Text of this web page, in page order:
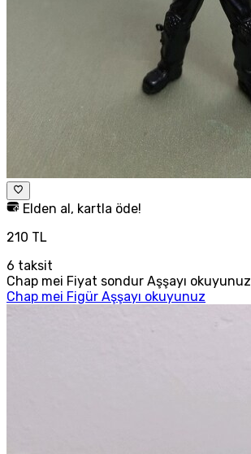
Elden al, kartla öde!
210 TL
6 taksit
Chap mei Fiyat sondur Aşşayı okuyunuz
Chap mei Figür Aşşayı okuyunuz